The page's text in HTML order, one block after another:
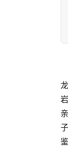
龙
岩
亲
子
鉴